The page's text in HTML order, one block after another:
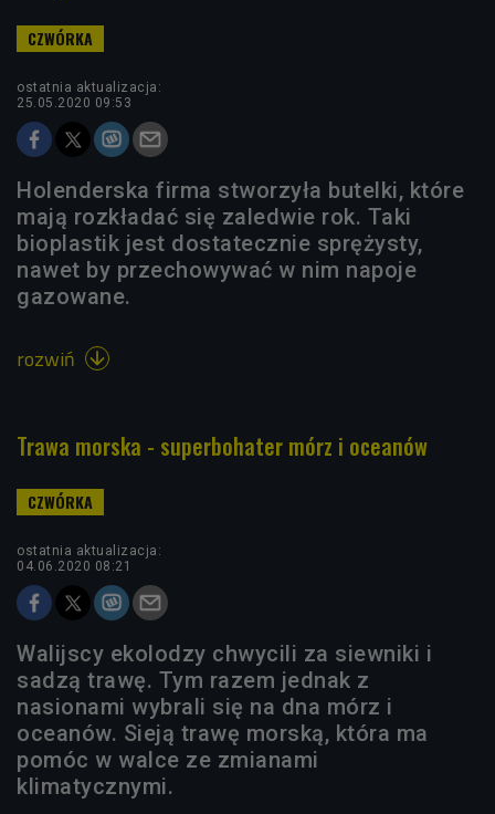
ostatnia aktualizacja:
25.05.2020 09:53
Holenderska firma stworzyła butelki, które
mają rozkładać się zaledwie rok. Taki
bioplastik jest dostatecznie sprężysty,
nawet by przechowywać w nim napoje
gazowane.
rozwiń 
Trawa morska - superbohater mórz i oceanów
ostatnia aktualizacja:
04.06.2020 08:21
Walijscy ekolodzy chwycili za siewniki i
sadzą trawę. Tym razem jednak z
nasionami wybrali się na dna mórz i
oceanów. Sieją trawę morską, która ma
pomóc w walce ze zmianami
klimatycznymi.